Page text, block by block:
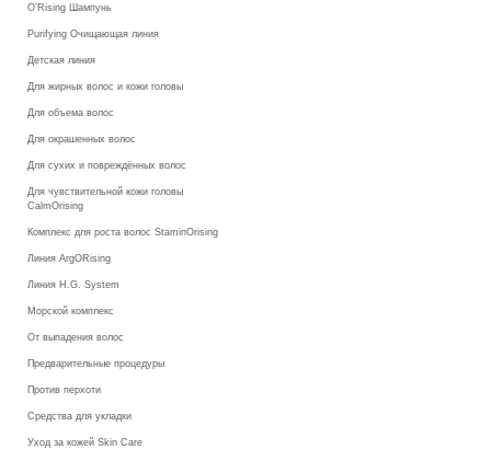
O’Rising Шампунь
Purifying Очищающая линия
Детская линия
Для жирных волос и кожи головы
Для объема волос
Для окрашенных волос
Для сухих и повреждённых волос
Для чувствительной кожи головы
CalmOrising
Комплекс для роста волос StaminOrising
Линия ArgORising
Линия H.G. System
Морской комплекс
От выпадения волос
Предварительные процедуры
Против перхоти
Средства для укладки
Уход за кожей Skin Care